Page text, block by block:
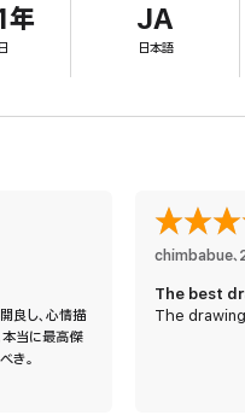
JA
日本語
良し、心情描
本当に最高傑
き。
chimbabue、
The best
The